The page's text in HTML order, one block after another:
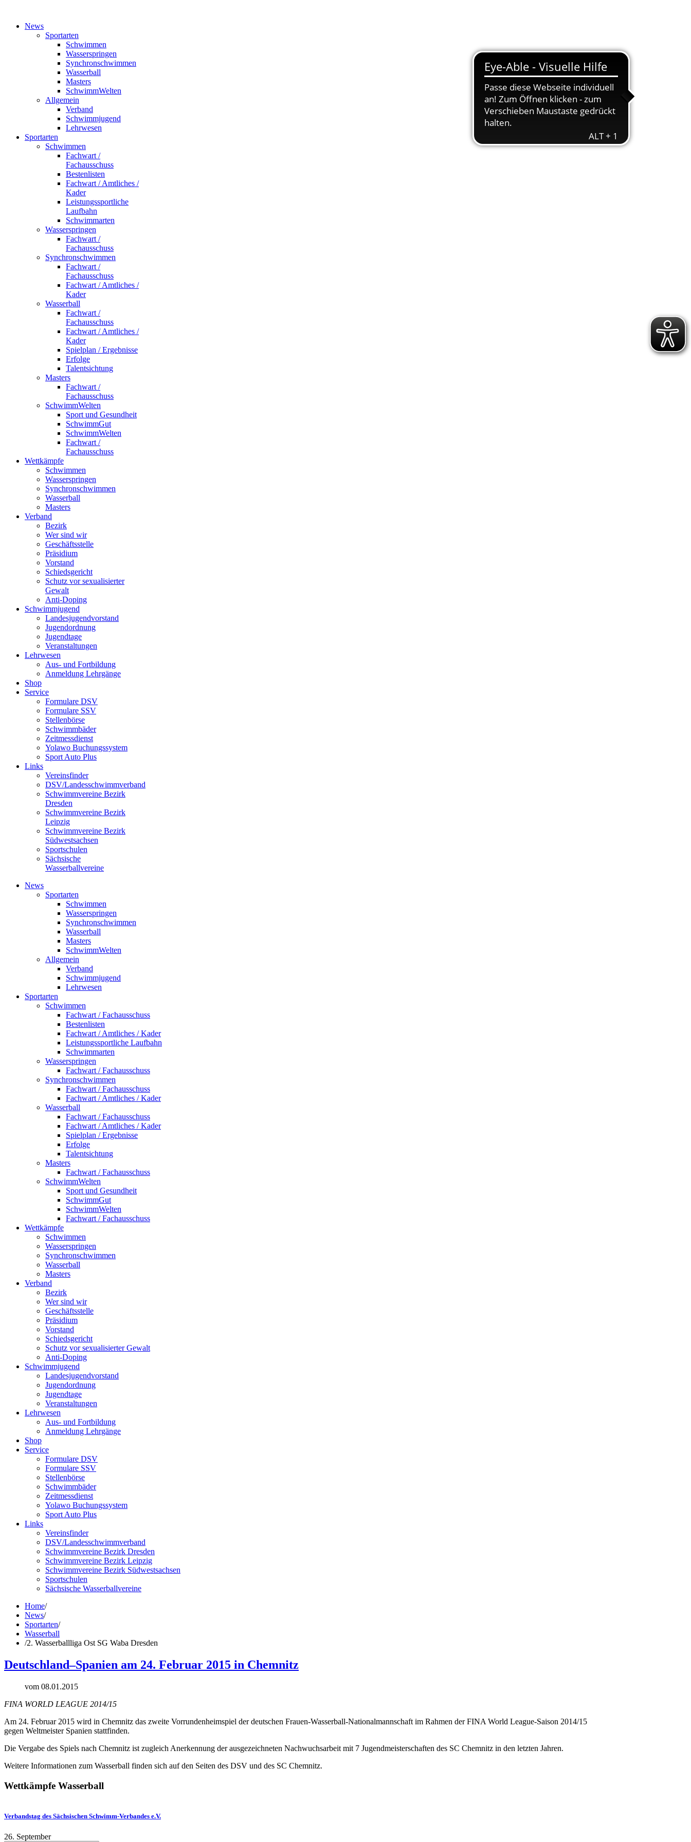
News
Sportarten
Schwimmen
Wasserspringen
Synchronschwimmen
Wasserball
Masters
SchwimmWelten
Allgemein
Verband
Schwimmjugend
Lehrwesen
Sportarten
Schwimmen
Fachwart /
Fachausschuss
Bestenlisten
Fachwart / Amtliches /
Kader
Leistungssportliche
Laufbahn
Schwimmarten
Wasserspringen
Fachwart /
Fachausschuss
Synchronschwimmen
Fachwart /
Fachausschuss
Fachwart / Amtliches /
Kader
Wasserball
Fachwart /
Fachausschuss
Fachwart / Amtliches /
Kader
Spielplan / Ergebnisse
Erfolge
Talentsichtung
Masters
Fachwart /
Fachausschuss
SchwimmWelten
Sport und Gesundheit
SchwimmGut
SchwimmWelten
Fachwart /
Fachausschuss
Wettkämpfe
Schwimmen
Wasserspringen
Synchronschwimmen
Wasserball
Masters
Verband
Bezirk
Wer sind wir
Geschäftsstelle
Präsidium
Vorstand
Schiedsgericht
Schutz vor sexualisierter
Gewalt
Anti-Doping
Schwimmjugend
Landesjugendvorstand
Jugendordnung
Jugendtage
Veranstaltungen
Lehrwesen
Aus- und Fortbildung
Anmeldung Lehrgänge
Shop
Service
Formulare DSV
Formulare SSV
Stellenbörse
Schwimmbäder
Zeitmessdienst
Yolawo Buchungssystem
Sport Auto Plus
Links
Vereinsfinder
DSV/Landesschwimmverband
Schwimmvereine Bezirk
Dresden
Schwimmvereine Bezirk
Leipzig
Schwimmvereine Bezirk
Südwestsachsen
Sportschulen
Sächsische
Wasserballvereine
News
Sportarten
Schwimmen
Wasserspringen
Synchronschwimmen
Wasserball
Masters
SchwimmWelten
Allgemein
Verband
Schwimmjugend
Lehrwesen
Sportarten
Schwimmen
Fachwart / Fachausschuss
Bestenlisten
Fachwart / Amtliches / Kader
Leistungssportliche Laufbahn
Schwimmarten
Wasserspringen
Fachwart / Fachausschuss
Synchronschwimmen
Fachwart / Fachausschuss
Fachwart / Amtliches / Kader
Wasserball
Fachwart / Fachausschuss
Fachwart / Amtliches / Kader
Spielplan / Ergebnisse
Erfolge
Talentsichtung
Masters
Fachwart / Fachausschuss
SchwimmWelten
Sport und Gesundheit
SchwimmGut
SchwimmWelten
Fachwart / Fachausschuss
Wettkämpfe
Schwimmen
Wasserspringen
Synchronschwimmen
Wasserball
Masters
Verband
Bezirk
Wer sind wir
Geschäftsstelle
Präsidium
Vorstand
Schiedsgericht
Schutz vor sexualisierter Gewalt
Anti-Doping
Schwimmjugend
Landesjugendvorstand
Jugendordnung
Jugendtage
Veranstaltungen
Lehrwesen
Aus- und Fortbildung
Anmeldung Lehrgänge
Shop
Service
Formulare DSV
Formulare SSV
Stellenbörse
Schwimmbäder
Zeitmessdienst
Yolawo Buchungssystem
Sport Auto Plus
Links
Vereinsfinder
DSV/Landesschwimmverband
Schwimmvereine Bezirk Dresden
Schwimmvereine Bezirk Leipzig
Schwimmvereine Bezirk Südwestsachsen
Sportschulen
Sächsische Wasserballvereine
Home/
News/
Sportarten/
Wasserball
/2. Wasserballliga Ost SG Waba Dresden
Deutschland–Spanien am 24. Februar 2015 in Chemnitz
vom 08.01.2015
FINA WORLD LEAGUE 2014/15
Am 24. Februar 2015 wird in Chemnitz das zweite Vorrundenheimspiel der deutschen Frauen-Wasserball-Nationalmannschaft im Rahmen der FINA World League-Saison 2014/15
gegen Weltmeister Spanien stattfinden.
Die Vergabe des Spiels nach Chemnitz ist zugleich Anerkennung der ausgezeichneten Nachwuchsarbeit mit 7 Jugendmeisterschaften des SC Chemnitz in den letzten Jahren.
Weitere Informationen zum Wasserball finden sich auf den Seiten des DSV und des SC Chemnitz.
Wettkämpfe Wasserball
Verbandstag des Sächsischen Schwimm-Verbandes e.V.
26. September